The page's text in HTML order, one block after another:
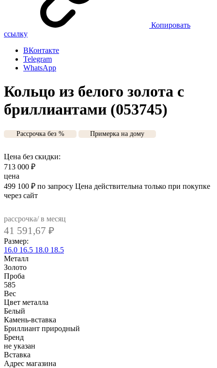
Копировать
ссылку
ВКонтакте
Telegram
WhatsApp
Кольцо из белого золота с
бриллиантами (053745)
Рассрочка без % Примерка на дому
Цена без скидки:
713 000 ₽
цена
499 100 ₽ по запросу Цена действительна только при покупке
через сайт
рассрочка/ в месяц
41 591,67 ₽
Размер:
16.0 16.5 18.0 18.5
Металл
Золото
Проба
585
Вес
Цвет металла
Белый
Камень-вставка
Бриллиант природный
Бренд
не указан
Вcтавка
Адрес магазина